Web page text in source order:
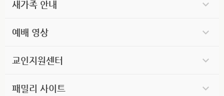
새가족 안내
예배 영상
교인지원센터
패밀리 사이트